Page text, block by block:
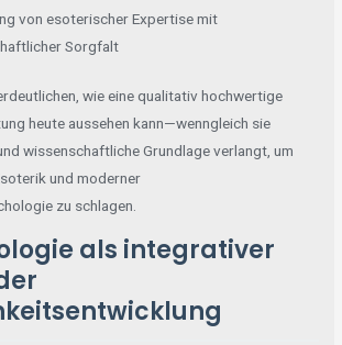
von esoterischer Expertise mit
Sorgfalt
wie eine qualitativ hochwertige
heute aussehen kann—wenngleich sie
wissenschaftliche Grundlage verlangt, um
und moderner
zu schlagen.
als integrativer